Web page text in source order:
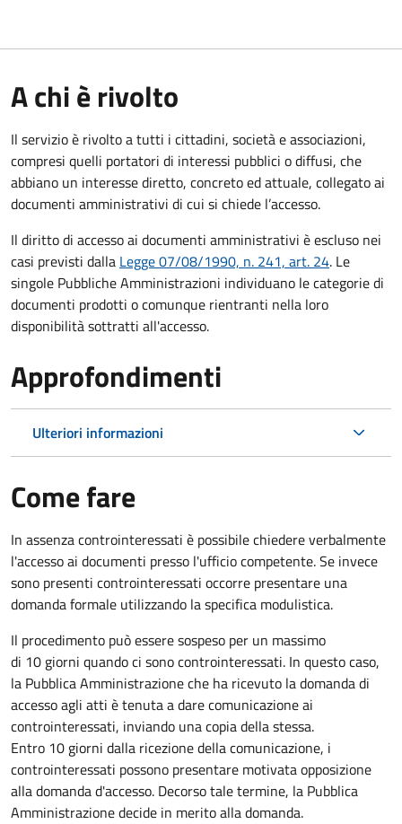
A chi è rivolto
Il servizio è rivolto a tutti i cittadini, società e associazioni,
compresi quelli portatori di interessi pubblici o diffusi, che
abbiano un interesse diretto, concreto ed attuale, collegato ai
documenti amministrativi di cui si chiede l’accesso.
Il diritto di accesso ai documenti amministrativi è escluso nei
casi previsti dalla Legge 07/08/1990, n. 241, art. 24. Le
singole Pubbliche Amministrazioni individuano le categorie di
documenti prodotti o comunque rientranti nella loro
disponibilità sottratti all'accesso.
Approfondimenti
Ulteriori informazioni
Come fare
In assenza controinteressati è possibile chiedere verbalmente
l'accesso ai documenti presso l'ufficio competente. Se invece
sono presenti controinteressati occorre presentare una
domanda formale utilizzando la specifica modulistica.
Il procedimento può essere sospeso per un massimo
di 10 giorni quando ci sono controinteressati. In questo caso,
la Pubblica Amministrazione che ha ricevuto la domanda di
accesso agli atti è tenuta a dare comunicazione ai
controinteressati, inviando una copia della stessa.
Entro 10 giorni dalla ricezione della comunicazione, i
controinteressati possono presentare motivata opposizione
alla domanda d'accesso. Decorso tale termine, la Pubblica
Amministrazione decide in merito alla domanda.